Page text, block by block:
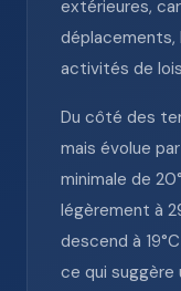
extérieures,
déplacements,
activités de
Du côté des
mais évolue
minimale de
légèrement à
descend à
ce qui suggère